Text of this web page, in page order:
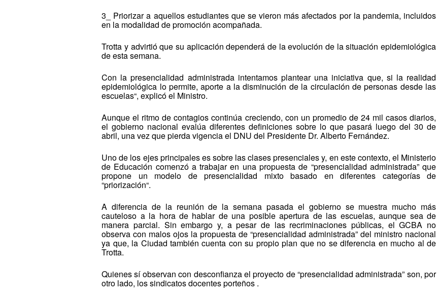
3_ Priorizar a aquellos estudiantes que se vieron más afectados por la pandemia, incluidos
en la modalidad de promoción acompañada.
Trotta y advirtió que su aplicación dependerá de la evolución de la situación epidemiológica
de esta semana.
Con la presencialidad administrada intentamos plantear una iniciativa que, si la realidad
epidemiológica lo permite, aporte a la disminución de la circulación de personas desde las
escuelas“, explicó el Ministro.
Aunque el ritmo de contagios continúa creciendo, con un promedio de 24 mil casos diarios,
el gobierno nacional evalúa diferentes definiciones sobre lo que pasará luego del 30 de
abril, una vez que pierda vigencia el DNU del Presidente Dr. Alberto Fernández.
Uno de los ejes principales es sobre las clases presenciales y, en este contexto, el Ministerio
de Educación comenzó a trabajar en una propuesta de “presencialidad administrada” que
propone un modelo de presencialidad mixto basado en diferentes categorías de
“priorización“.
A diferencia de la reunión de la semana pasada el gobierno se muestra mucho más
cauteloso a la hora de hablar de una posible apertura de las escuelas, aunque sea de
manera parcial. Sin embargo y, a pesar de las recriminaciones públicas, el GCBA no
observa con malos ojos la propuesta de “presencialidad administrada” del ministro nacional
ya que, la Ciudad también cuenta con su propio plan que no se diferencia en mucho al de
Trotta.
Quienes sí observan con desconfianza el proyecto de “presencialidad administrada” son, por
otro lado, los sindicatos docentes porteños .